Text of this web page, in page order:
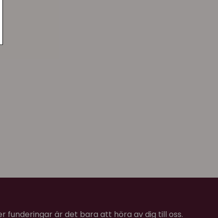
%), alger (0,01 %), psylliumfrö (0,01 %), timjan
(0,01 %), tranbär (0,0008 %), blåbär
funderingar är det bara att höra av dig till oss.